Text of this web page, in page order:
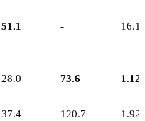
51.1 - 16.1
28.0 73.6 1.12
37.4 120.7 1.92